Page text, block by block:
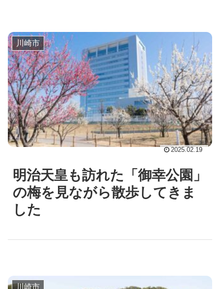
川崎市
明治天皇も訪れた「御幸公園」
の梅を見ながら散歩してきま
した
2025.02.19
川崎市